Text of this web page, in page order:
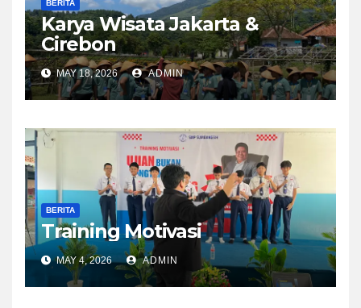
BERITA
Karya Wisata Jakarta &
Cirebon
MAY 18, 2026 ADMIN
BERITA
Training Motivasi
MAY 4, 2026 ADMIN